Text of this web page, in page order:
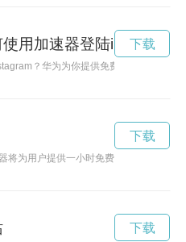
用加速器登陆ins
？华为为你提供免费加速器服务，
下载
将为用户提供一小时免费试用体验，让
下载
下载